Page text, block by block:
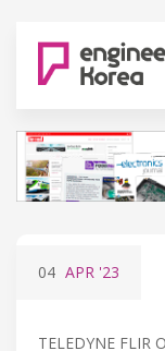
04 APR '23
TELEDYNE FLIR